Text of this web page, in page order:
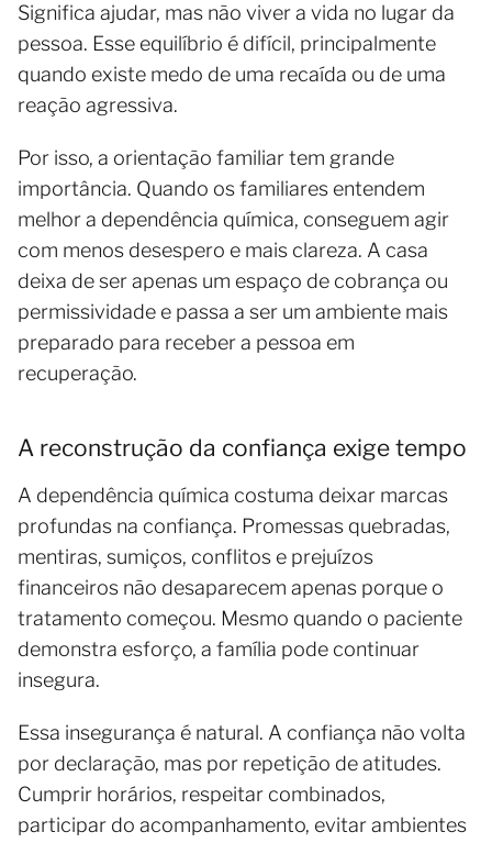
Significa ajudar, mas não viver a vida no lugar da
pessoa. Esse equilíbrio é difícil, principalmente
quando existe medo de uma recaída ou de uma
reação agressiva.
Por isso, a orientação familiar tem grande
importância. Quando os familiares entendem
melhor a dependência química, conseguem agir
com menos desespero e mais clareza. A casa
deixa de ser apenas um espaço de cobrança ou
permissividade e passa a ser um ambiente mais
preparado para receber a pessoa em
recuperação.
A reconstrução da confiança exige tempo
A dependência química costuma deixar marcas
profundas na confiança. Promessas quebradas,
mentiras, sumiços, conflitos e prejuízos
financeiros não desaparecem apenas porque o
tratamento começou. Mesmo quando o paciente
demonstra esforço, a família pode continuar
insegura.
Essa insegurança é natural. A confiança não volta
por declaração, mas por repetição de atitudes.
Cumprir horários, respeitar combinados,
participar do acompanhamento, evitar ambientes